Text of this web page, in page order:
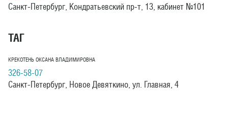
Санкт-Петербург, Кондратьевский пр-т, 13, кабинет №101
ТАГ
КРЕКОТЕНЬ ОКСАНА ВЛАДИМИРОВНА
326-58-07
Санкт-Петербург, Новое Девяткино, ул. Главная, 4